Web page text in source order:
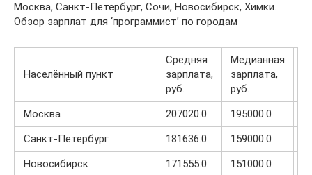
Москва, Санкт-Петербург, Сочи, Новосибирск, Химки.
Обзор зарплат для ‘программист’ по городам
Населённый пункт
Средняя
зарплата,
руб.
Медианная
зарплата,
руб.
Москва
207020.0 195000.0
Санкт-Петербург
181636.0 159000.0
Новосибирск
171555.0 151000.0